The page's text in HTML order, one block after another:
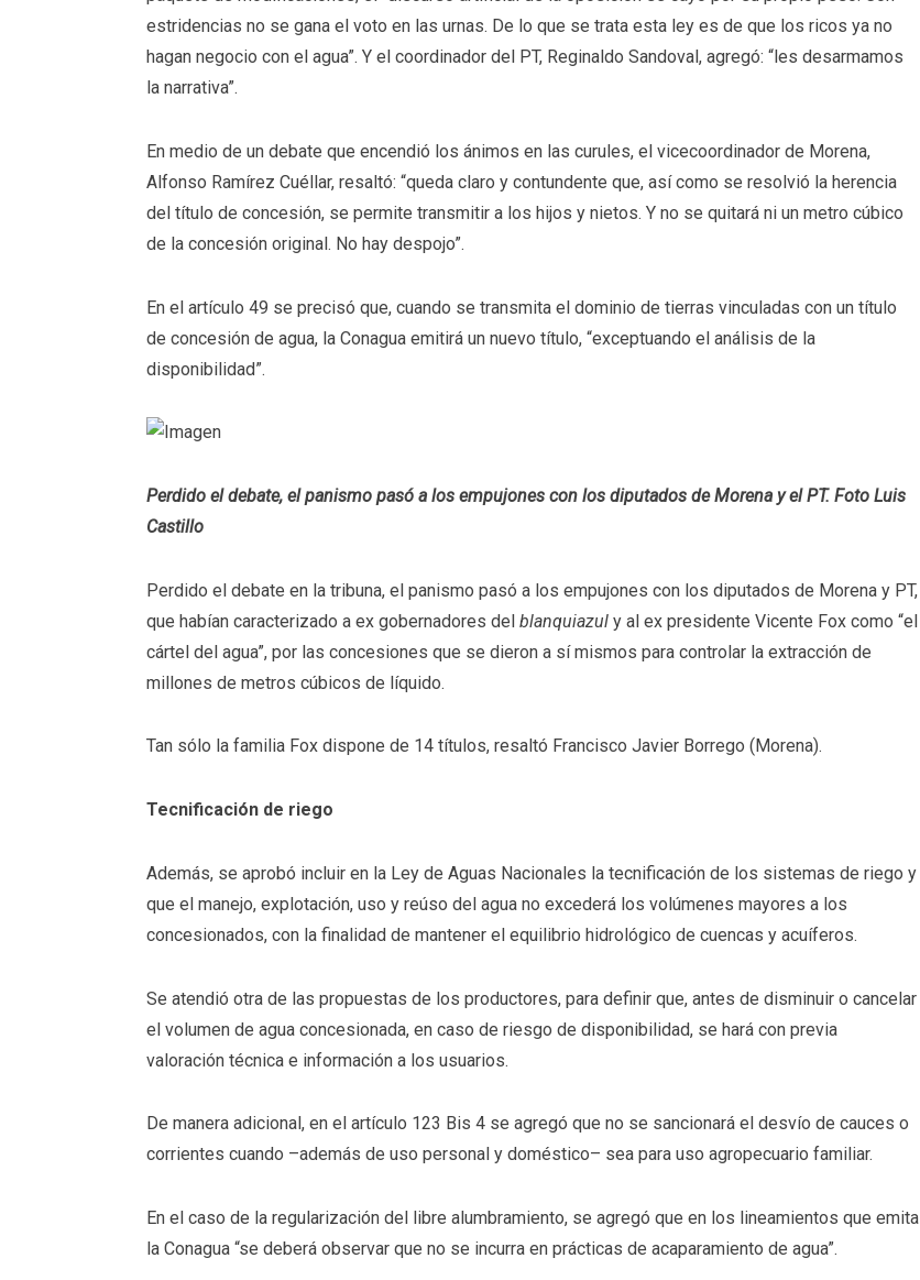
estridencias no se gana el voto en las urnas. De lo que se trata esta ley es de que los ricos ya no
hagan negocio con el agua”. Y el coordinador del PT, Reginaldo Sandoval, agregó: “les desarmamos
la narrativa”.
En medio de un debate que encendió los ánimos en las curules, el vicecoordinador de Morena,
Alfonso Ramírez Cuéllar, resaltó: “queda claro y contundente que, así como se resolvió la herencia
del título de concesión, se permite transmitir a los hijos y nietos. Y no se quitará ni un metro cúbico
de la concesión original. No hay despojo”.
En el artículo 49 se precisó que, cuando se transmita el dominio de tierras vinculadas con un título
de concesión de agua, la Conagua emitirá un nuevo título, “exceptuando el análisis de la
disponibilidad”.
Perdido el debate, el panismo pasó a los empujones con los diputados de Morena y el PT. Foto Luis
Castillo
Perdido el debate en la tribuna, el panismo pasó a los empujones con los diputados de Morena y PT,
que habían caracterizado a ex gobernadores del blanquiazul y al ex presidente Vicente Fox como “el
cártel del agua”, por las concesiones que se dieron a sí mismos para controlar la extracción de
millones de metros cúbicos de líquido.
Tan sólo la familia Fox dispone de 14 títulos, resaltó Francisco Javier Borrego (Morena).
Tecnificación de riego
Además, se aprobó incluir en la Ley de Aguas Nacionales la tecnificación de los sistemas de riego y
que el manejo, explotación, uso y reúso del agua no excederá los volúmenes mayores a los
concesionados, con la finalidad de mantener el equilibrio hidrológico de cuencas y acuíferos.
Se atendió otra de las propuestas de los productores, para definir que, antes de disminuir o cancelar
el volumen de agua concesionada, en caso de riesgo de disponibilidad, se hará con previa
valoración técnica e información a los usuarios.
De manera adicional, en el artículo 123 Bis 4 se agregó que no se sancionará el desvío de cauces o
corrientes cuando –además de uso personal y doméstico– sea para uso agropecuario familiar.
En el caso de la regularización del libre alumbramiento, se agregó que en los lineamientos que emita
la Conagua “se deberá observar que no se incurra en prácticas de acaparamiento de agua”.